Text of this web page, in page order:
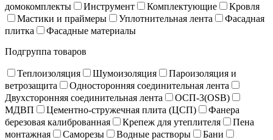
домокомплекты
Инструмент Комплектующие
Кровля
Мастики и праймеры
Уплотнительная лента
Фасадная
плитка
Фасадные материалы
Подгруппа товаров
Теплоизоляция Шумоизоляция
Пароизоляция и
ветрозащита
Односторонняя соединительная лента
Двухсторонняя соединительная лента
ОСП-3(OSB)
МДВП
Цементно-стружечная плита (ЦСП)
Фанера
березовая калиброванная
Крепеж для утеплителя
Пена
монтажная
Саморезы Водные растворы
Бани